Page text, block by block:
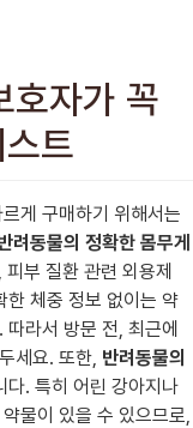
호자가 꼭
트
게 구매하기 위해서는
려동물의 정확한 몸무게
부 질환 관련 외용제
한 체중 정보 없이는 약
라서 방문 전, 최근에
세요. 또한, 반려동물의
다. 특히 어린 강아지나
물이 있을 수 있으므로,